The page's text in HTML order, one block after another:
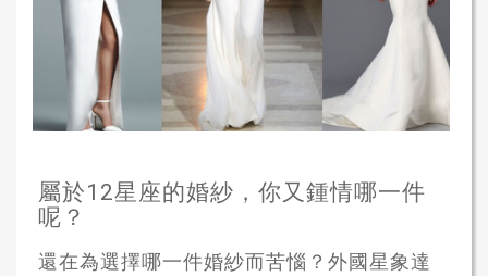
屬於12星座的婚紗，你又鍾情哪一件
呢？
還在為選擇哪一件婚紗而苦惱？外國星象達